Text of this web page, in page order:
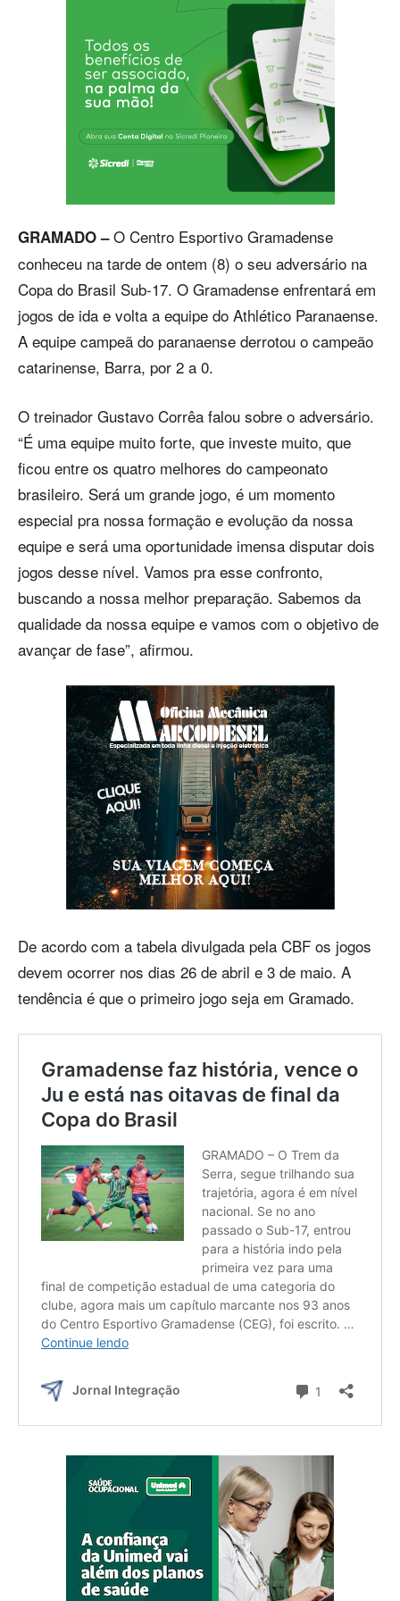
GRAMADO –O Centro Esportivo Gramadense
conheceu na tarde de ontem (8) o seu adversário na
Copa do Brasil Sub-17. O Gramadense enfrentará em
jogos de ida e volta a equipe do Athlético Paranaense.
A equipe campeã do paranaense derrotou o campeão
catarinense, Barra, por 2 a 0.
O treinador Gustavo Corrêa falou sobre o adversário.
“É uma equipe muito forte, que investe muito, que
ficou entre os quatro melhores do campeonato
brasileiro. Será um grande jogo, é um momento
especial pra nossa formação e evolução da nossa
equipe e será uma oportunidade imensa disputar dois
jogos desse nível. Vamos pra esse confronto,
buscando a nossa melhor preparação. Sabemos da
qualidade da nossa equipe e vamos com o objetivo de
avançar de fase”, afirmou.
De acordo com a tabela divulgada pela CBF os jogos
devem ocorrer nos dias 26 de abril e 3 de maio. A
tendência é que o primeiro jogo seja em Gramado.